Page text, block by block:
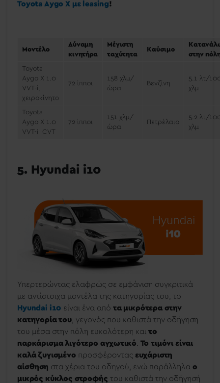
Toyota Aygo X με leasing!
Μοντέλο
Δύναμη
κινητήρα
Μέγιστη
ταχύτητα
Καύσιμο
στην
Toyota
Aygo X 1.0
VVT-i,
χειροκίνητο
72 ίπποι
158 χλμ/
ώρα
Βενζίνη
5.1 λτ/
χλμ
Toyota
Aygo X 1.0
VVT-i CVT
72 ίπποι
151 χλμ/
ώρα
Πετρέλαιο
5.2 λτ/
χλμ
5. Hyundai i10
Υπερτερώντας ελαφρώς σε εμφάνιση συγκριτικά
με αντίστοιχα μοντέλα της κατηγορίας του, το
Hyundai i10 είναι ένα από τα μικρότερα στην
κατηγορία του, γεγονός που καθιστά την οδήγηση
του μέσα στην πόλη ευκολότερη και το
παρκάρισμα λιγότερο αγχωτικό To τιμόνι είναι
καλά ζυγισμένο προσφέροντας ευχάριστη
αίσθηση στα χέρια του οδηγού, ενώ παράλληλα ο
μικρός κύκλος στροφής του καθιστά την οδήγησή